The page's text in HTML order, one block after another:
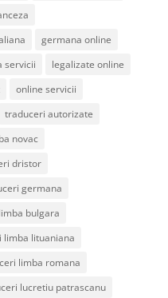
germana online
servicii
legalizate online
online servicii
traduceri autorizate
novac
dristor
germana
bulgara
limba lituaniana
limba romana
lucretiu patrascanu